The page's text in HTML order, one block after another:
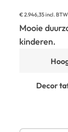
€2.946,35incl. BTW
Mooie
kinderen.
Decor